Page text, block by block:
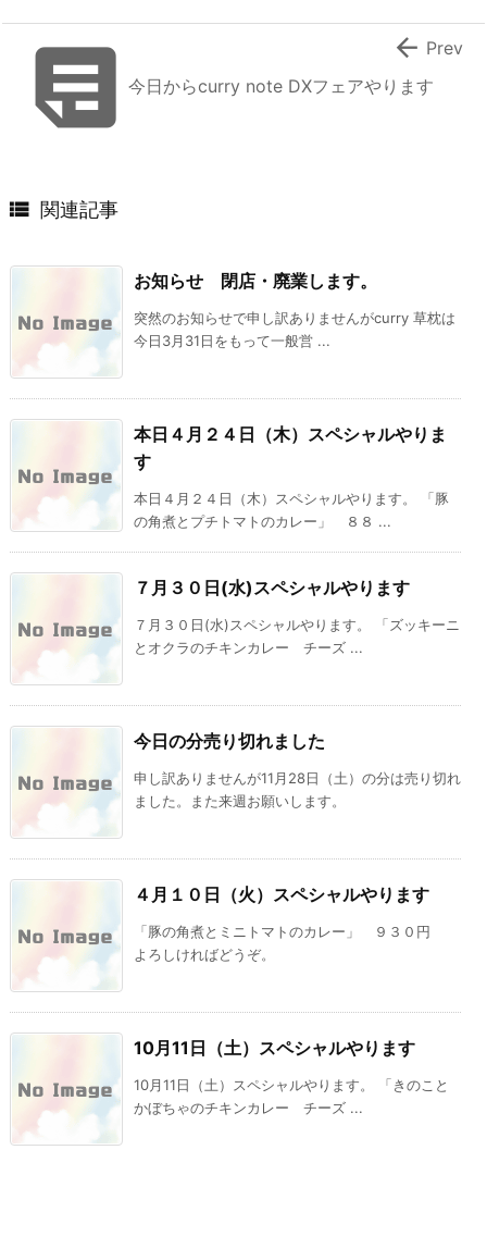
今日からcurry note DXフェアやります
 Prev
 関連記事
お知らせ 閉店・廃業します。
突然のお知らせで申し訳ありませんがcurry 草枕は
今日3月31日をもって一般営 ...
本日４月２４日（木）スペシャルやりま
す
本日４月２４日（木）スペシャルやります。 「豚
の角煮とプチトマトのカレー」 ８８ ...
７月３０日(水)スペシャルやります
７月３０日(水)スペシャルやります。 「ズッキーニ
とオクラのチキンカレー チーズ ...
今日の分売り切れました
申し訳ありませんが11月28日（土）の分は売り切れ
ました。また来週お願いします。
４月１０日（火）スペシャルやります
「豚の角煮とミニトマトのカレー」 ９３０円
よろしければどうぞ。
10月11日（土）スペシャルやります
10月11日（土）スペシャルやります。 「きのこと
かぼちゃのチキンカレー チーズ ...